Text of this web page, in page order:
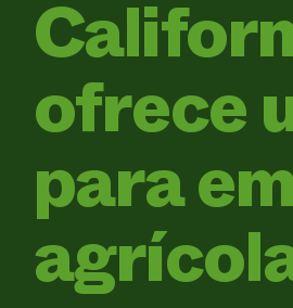
ofrece
para